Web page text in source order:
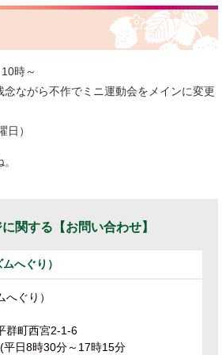
時～
ながら不作でミニ運動会をメインに変更
日）
関する 【お問い合わせ】
へぐり）
ぐり）
群町西宮2-1-6
日8時30分～17時15分